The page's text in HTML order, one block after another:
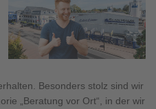
Besonders stolz sind wir
„Beratung vor Ort“, in der wir